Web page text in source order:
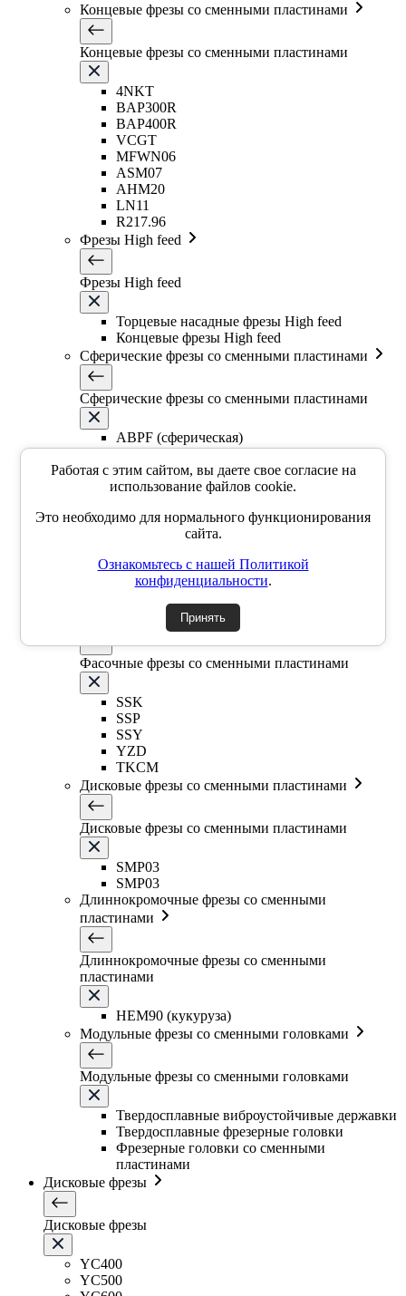
Концевые фрезы со сменными пластинами
Концевые фрезы со сменными пластинами
4NKT
BAP300R
BAP400R
VCGT
MFWN06
ASM07
AHM20
LN11
R217.96
Фрезы High feed
Фрезы High feed
Торцевые насадные фрезы High feed
Концевые фрезы High feed
Сферические фрезы со сменными пластинами
Сферические фрезы со сменными пластинами
ABPF (сферическая)
BNM (сферическая)
Фрезы со сменными круглыми пластинами
Фрезы со сменными круглыми пластинами
EMR5R
EMR6R
Т-образная фреза
Фасочные фрезы со сменными пластинами
Фасочные фрезы со сменными пластинами
SSK
SSP
SSY
YZD
TKCM
Дисковые фрезы со сменными пластинами
Дисковые фрезы со сменными пластинами
SMP03
SMP03
Длиннокромочные фрезы со сменными
пластинами
Длиннокромочные фрезы со сменными
пластинами
HEM90 (кукуруза)
Модульные фрезы со сменными головками
Модульные фрезы со сменными головками
Твердосплавные виброустойчивые державки
Твердосплавные фрезерные головки
Фрезерные головки со сменными
пластинами
Дисковые фрезы
Дисковые фрезы
YC400
YC500
Работая с этим сайтом, вы даете свое согласие на
использование файлов cookie.
Это необходимо для нормального функционирования
сайта.
Ознакомьтесь с нашей Политикой
конфиденциальности.
Принять